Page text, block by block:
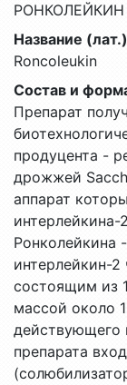
РОНКОЛЕЙКИН
Название (лат.)
Roncoleukin
Состав и
Препарат
продуцента -
дрожжей
аппарат
Ронколейкина
интерлейкин-2
состоящим из
массой около
действующего
препарата